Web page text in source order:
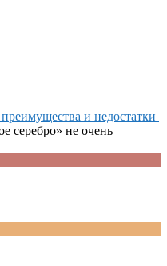
и недостатки
серебро» не очень